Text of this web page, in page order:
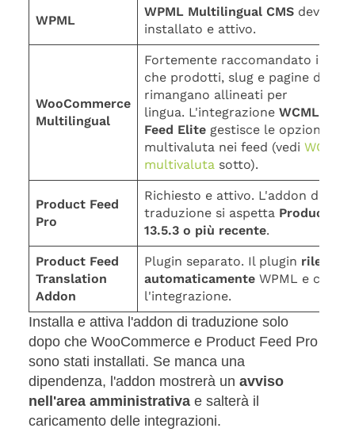
WPML
WPML Multilingual CMS deve
installato e attivo.
WooCommerce
Multilingual
Fortemente raccomandato in
che prodotti, slug e pagine del
rimangano allineati per
lingua. L'integrazione WCML
Feed Elite gestisce le opzioni
multivaluta nei feed (vedi WCML e
multivaluta sotto).
Product Feed
Pro
Richiesto e attivo. L'addon di
traduzione si aspetta Product
13.5.3 o più recente.
Product Feed
Translation
Addon
Plugin separato. Il plugin rileva
automaticamente WPML e carica
l'integrazione.
Installa e attiva l'addon di traduzione solo
dopo che WooCommerce e Product Feed Pro
sono stati installati. Se manca una
dipendenza, l'addon mostrerà un avviso
nell'area amministrativa e salterà il
caricamento delle integrazioni.